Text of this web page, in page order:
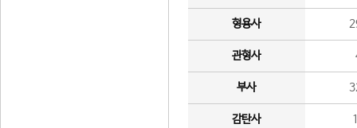
형용사
관형사
부사
감탄사